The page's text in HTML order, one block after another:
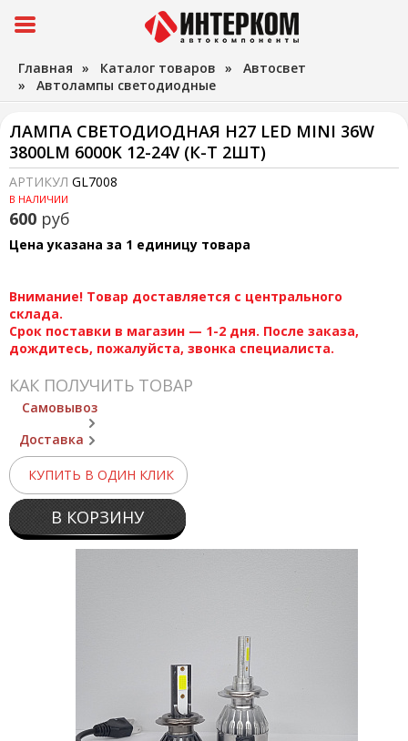
Главная » Каталог товаров » Автосвет
» Автолампы светодиодные
ЛАМПА СВЕТОДИОДНАЯ H27 LED MINI 36W
3800LM 6000K 12-24V (К-Т 2ШТ)
АРТИКУЛ GL7008
В НАЛИЧИИ
600 руб
Цена указана за 1 единицу товара
Внимание! Товар доставляется с центрального
склада.
Срок поставки в магазин — 1-2 дня. После заказа,
дождитесь, пожалуйста, звонка специалиста.
КАК ПОЛУЧИТЬ ТОВАР
Самовывоз
Доставка
КУПИТЬ В ОДИН КЛИК
В КОРЗИНУ